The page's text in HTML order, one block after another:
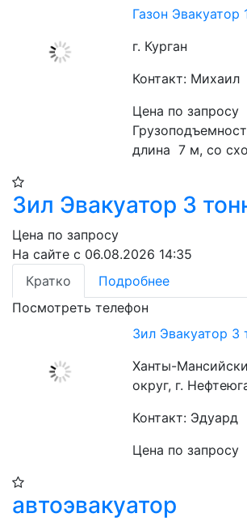
Газон Эвакуатор
г. Курган
Контакт: Михаил
Цена по запросу
длина  7 м, со
Зил Эвакуатор 3
Цена по запросу
На сайте с 06.08.2026 14:35
Кратко
Подробнее
Посмотреть телефон
Зил Эвакуатор 3
Ханты-
округ, г.
Контакт: Эдуард
Цена по запросу
автоэвакуатор